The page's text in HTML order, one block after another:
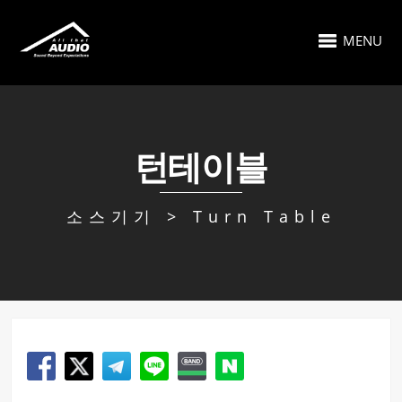
MENU
턴테이블
소스기기 > Turn Table